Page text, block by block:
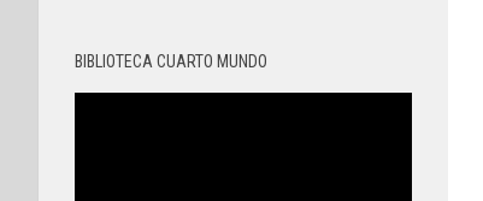
BIBLIOTECA CUARTO MUNDO